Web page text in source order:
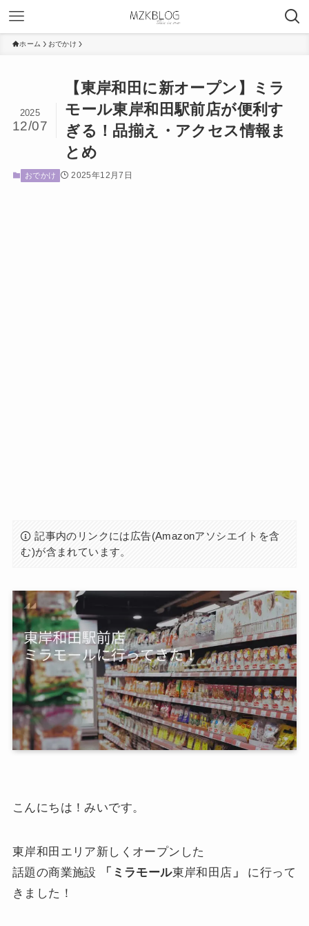
ホーム おでかけ
【東岸和田に新オープン】ミラ
モール東岸和田駅前店が便利す
ぎる！品揃え・アクセス情報ま
とめ
2025
12/07
おでかけ 2025年12月7日
記事内のリンクには広告(Amazonアソシエイトを含
む)が含まれています。
こんにちは！みいです。
東岸和田エリア新しくオープンした
話題の商業施設
「ミラモール東岸和田店 」
に行って
きました！